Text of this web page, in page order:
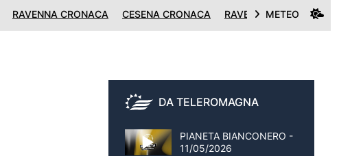
RAVENNA CRONACA CESENA CRONACA RAVENNA CRONACA
METEO
DA TELEROMAGNA
PIANETA BIANCONERO -
11/05/2026